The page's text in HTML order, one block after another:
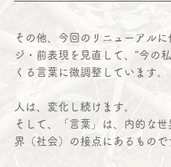
その他、今回のリニューアルに
ジ・前表現を見直して、”今の
くる言葉に微調整しています。
人は、変化し続けます。
そして、「言葉」は、内的な
界（社会）の接点にあるもので